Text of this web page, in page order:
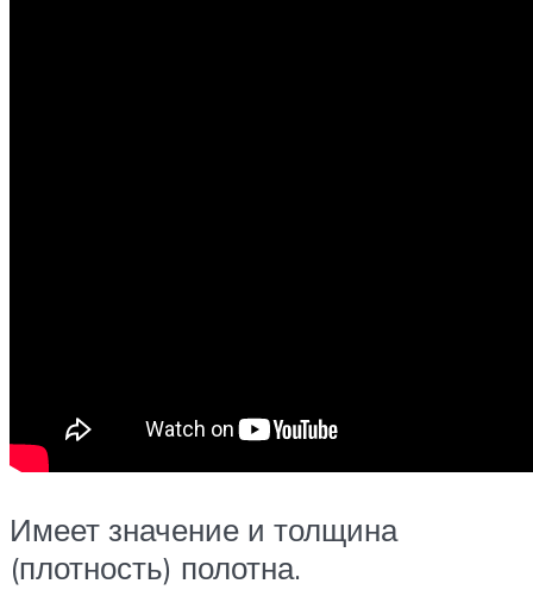
Имеет значение и толщина
(плотность) полотна.